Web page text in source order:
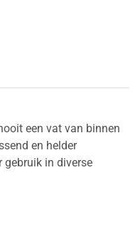
een vat van binnen
en helder
gebruik in diverse